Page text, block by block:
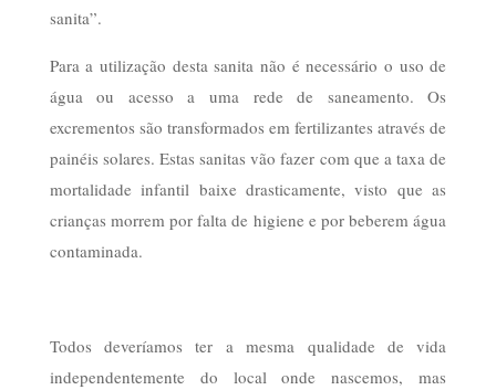
sanita”.
Para a utilização desta sanita não é necessário o uso de
água ou acesso a uma rede de saneamento. Os
excrementos são transformados em fertilizantes através de
painéis solares. Estas sanitas vão fazer com que a taxa de
mortalidade infantil baixe drasticamente, visto que as
crianças morrem por falta de higiene e por beberem água
contaminada.
Todos deveríamos ter a mesma qualidade de vida
independentemente do local onde nascemos, mas